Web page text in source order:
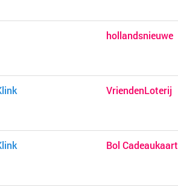
hollandsnieuwe
VriendenLoterij
Bol Cadeaukaart